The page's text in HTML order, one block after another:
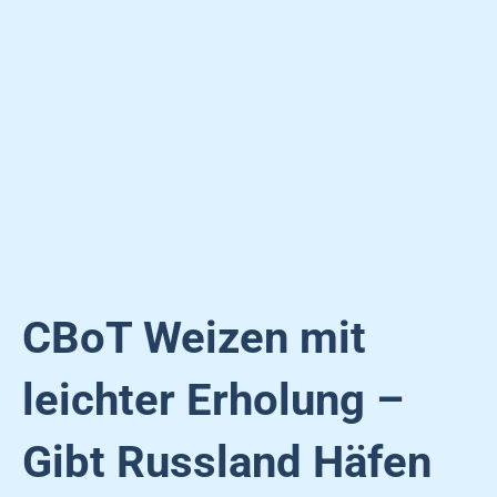
CBoT Weizen mit
leichter Erholung –
Gibt Russland Häfen